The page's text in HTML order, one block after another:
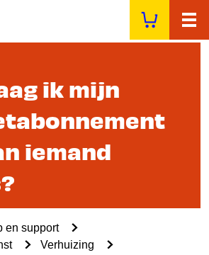
ik mijn
iemand
en support
Verhuizing